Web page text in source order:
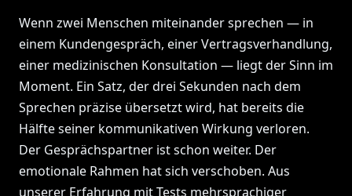
Wenn zwei Menschen miteinander sprechen — in
einem Kundengespräch, einer Vertragsverhandlung,
einer medizinischen Konsultation — liegt der Sinn im
Moment. Ein Satz, der drei Sekunden nach dem
Sprechen präzise übersetzt wird, hat bereits die
Hälfte seiner kommunikativen Wirkung verloren.
Der Gesprächspartner ist schon weiter. Der
emotionale Rahmen hat sich verschoben. Aus
unserer Erfahrung mit Tests mehrsprachiger